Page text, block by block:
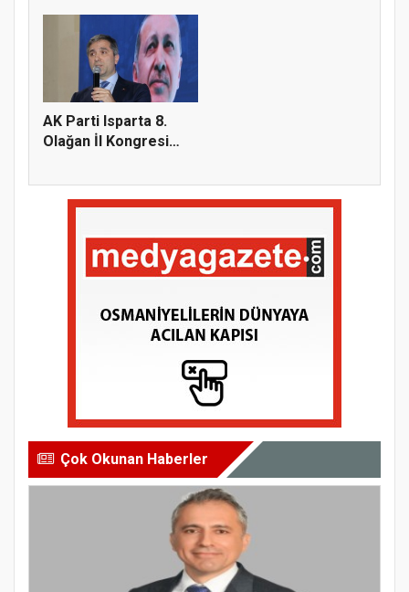
AK Parti Isparta 8.
Olağan İl Kongresi
Çok Okunan Haberler